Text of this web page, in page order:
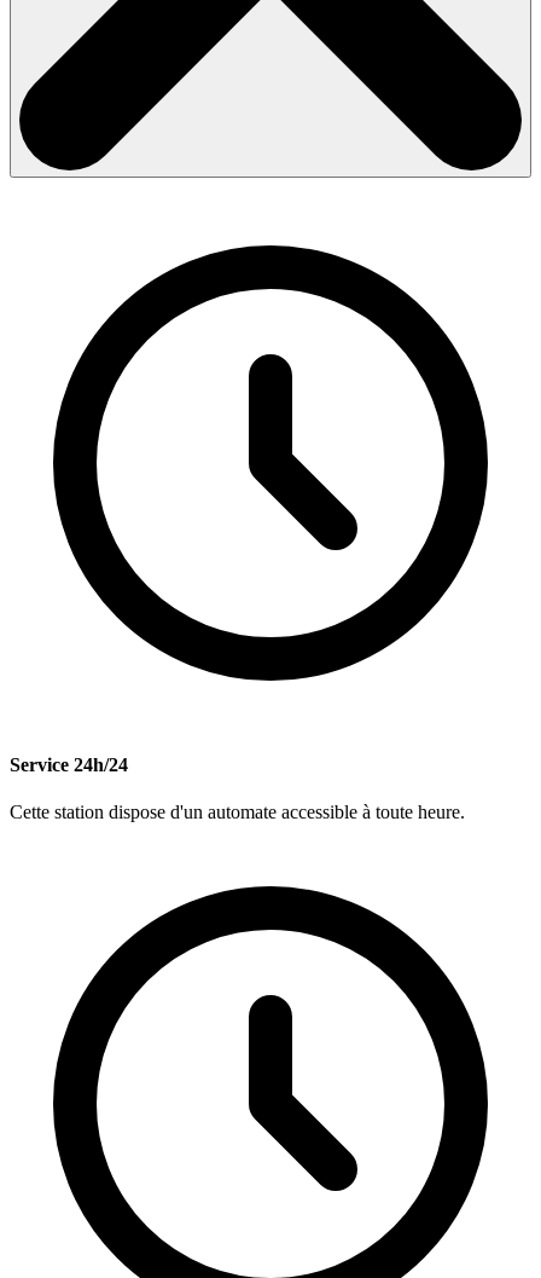
Service 24h/24
Cette station dispose d'un automate accessible à toute heure.